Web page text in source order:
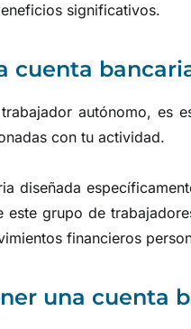
significativos.
cuenta
autónomo, es
con tu actividad.
diseñada
este grupo de
financieros
una cuenta